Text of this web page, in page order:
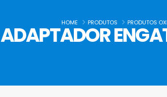
HOME PRODUTOS PRODUTOS
ADAPTADOR